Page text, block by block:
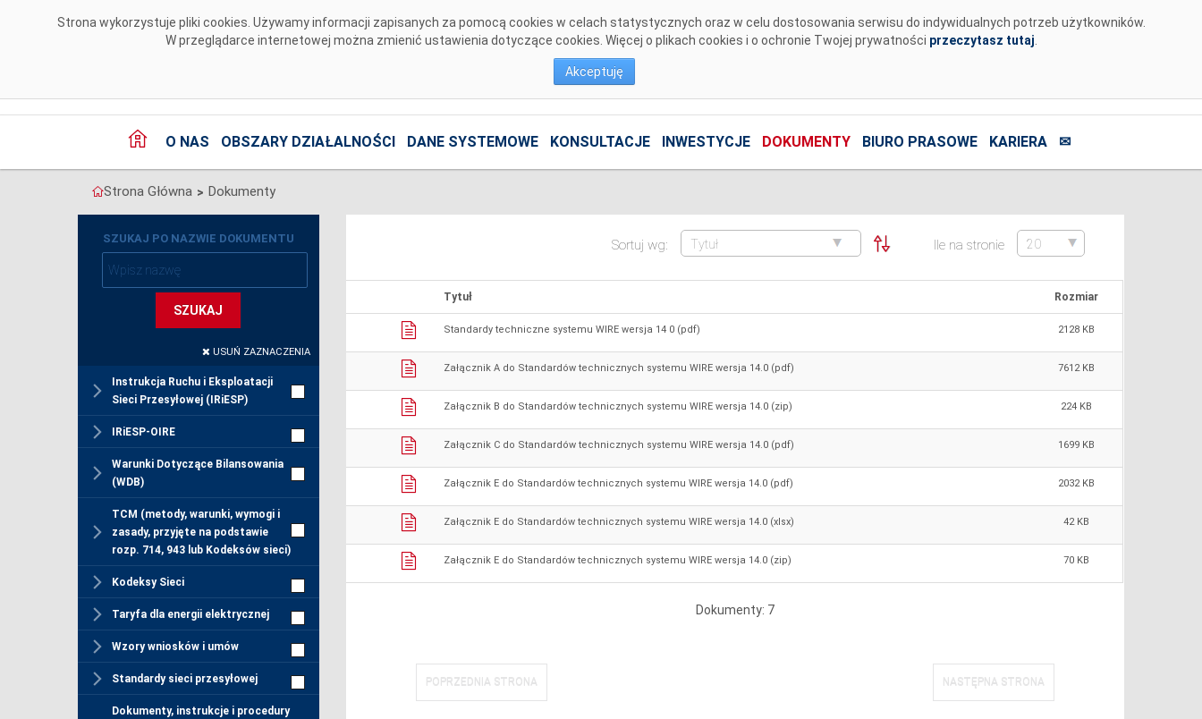
Strona wykorzystuje pliki cookies. Używamy informacji zapisanych za pomocą cookies w celach statystycznych oraz w celu dostosowania serwisu do indywidualnych potrzeb użytkowników.
W przeglądarce internetowej można zmienić ustawienia dotyczące cookies. Więcej o plikach cookies i o ochronie Twojej prywatności przeczytasz tutaj
Akceptuję
O NAS OBSZARY DZIAŁALNOŚCI DANE SYSTEMOWE KONSULTACJE INWESTYCJE DOKUMENTY BIURO PRASOWE KARIERA ✉
Strona Główna > Dokumenty
SZUKAJ PO NAZWIE DOKUMENTU
SZUKAJ
USUŃ ZAZNACZENIA
Instrukcja Ruchu i Eksploatacji
Sieci Przesyłowej (IRiESP)
IRiESP-OIRE
Warunki Dotyczące Bilansowania
(WDB)
TCM (metody, warunki, wymogi i
zasady, przyjęte na podstawie
rozp. 714, 943 lub Kodeksów sieci)
Kodeksy Sieci
Taryfa dla energii elektrycznej
Wzory wniosków i umów
Standardy sieci przesyłowej
Dokumenty, instrukcje i procedury
Sortuj wg: Ile na stronie
Tytuł Rozmiar
Standardy techniczne systemu WIRE wersja 14 0 (pdf) 2128 KB
Załącznik A do Standardów technicznych systemu WIRE wersja 14.0 (pdf) 7612 KB
Załącznik B do Standardów technicznych systemu WIRE wersja 14.0 (zip) 224 KB
Załącznik C do Standardów technicznych systemu WIRE wersja 14.0 (pdf) 1699 KB
Załącznik E do Standardów technicznych systemu WIRE wersja 14.0 (pdf) 2032 KB
Załącznik E do Standardów technicznych systemu WIRE wersja 14.0 (xlsx) 42 KB
Załącznik E do Standardów technicznych systemu WIRE wersja 14.0 (zip) 70 KB
Dokumenty: 7
POPRZEDNIA STRONA NASTĘPNA STRONA